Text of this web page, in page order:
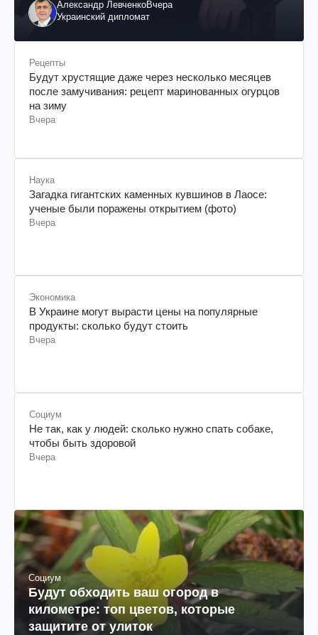
Александр ЛевченкоВчера
Украинский дипломат
Рецепты
Будут хрустящие даже через несколько месяцев
после замучивания: рецепт маринованных огурцов
на зиму
Вчера
Наука
Загадка гигантских каменных кувшинов в Лаосе:
ученые были поражены открытием (фото)
Вчера
Экономика
В Украине могут вырасти цены на популярные
продукты: сколько будут стоить
Вчера
Социум
Не так, как у людей: сколько нужно спать собаке,
чтобы быть здоровой
Вчера
Социум
Будут обходить ваш огород в
километре: топ цветов, которые
защитите от улиток